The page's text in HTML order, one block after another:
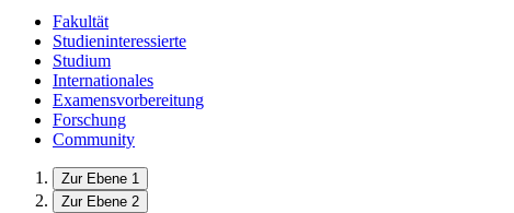
Fakultät
Studieninteressierte
Studium
Internationales
Examensvorbereitung
Forschung
Community
Zur Ebene 1
Zur Ebene 2